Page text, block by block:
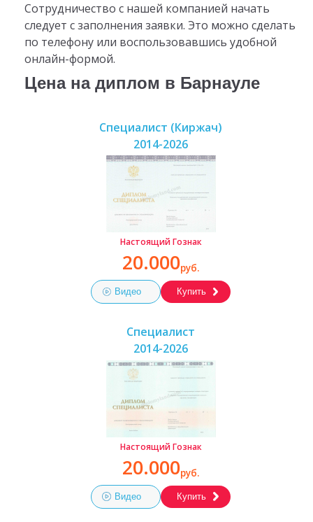
Сотрудничество с нашей компанией начать
следует с заполнения заявки. Это можно сделать
по телефону или воспользовавшись удобной
онлайн-формой.
Цена на диплом в Барнауле
Специалист (Киржач)
2014-2026
Настоящий Гознак
20.000руб.
Видео Купить
Специалист
2014-2026
Настоящий Гознак
20.000руб.
Видео Купить